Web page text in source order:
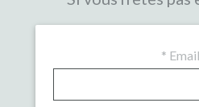
* Email